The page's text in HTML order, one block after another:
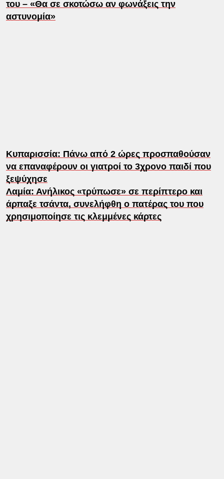
του – «Θα σε σκοτώσω αν φωνάξεις την
αστυνομία»
Κυπαρισσία: Πάνω από 2 ώρες προσπαθούσαν
να επαναφέρουν οι γιατροί το 3χρονο παιδί που
ξεψύχησε
Λαμία: Ανήλικος «τρύπωσε» σε περίπτερο και
άρπαξε τσάντα, συνελήφθη ο πατέρας του που
χρησιμοποίησε τις κλεμμένες κάρτες